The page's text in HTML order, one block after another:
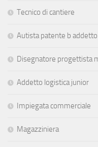
Tecnico di cantiere
Autista patente b addetto
Disegnatore progettista
Addetto logistica junior
Impiegata commerciale
Magazziniera